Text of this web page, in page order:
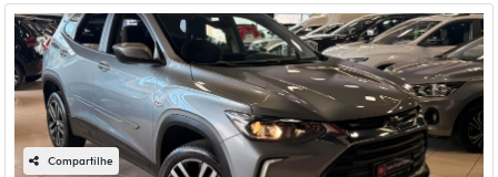
Compartilhe